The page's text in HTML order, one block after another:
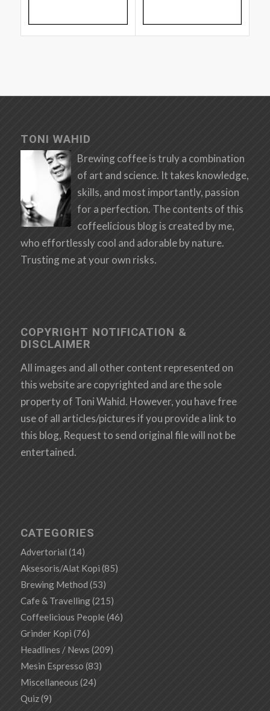
TONI WAHID
Brewing coffee is truly a combination
of art and science. It takes knowledge,
skills, and most importantly, passion
for a perfection. The contents of this
coffeelicious blog is created by me,
who effortlessly cool and adorable by nature.
Trusting me at your own risks.
COPYRIGHT NOTIFICATION &
DISCLAIMER
All images and all other content represented on
this website are copyrighted and are the sole
property of Toni Wahid. However, you have free
use of all articles/pictures if you provide a link to
this blog, Request to send original file will not be
entertained.
CATEGORIES
Advertorial (14)
Aksesoris/Alat Kopi (85)
Brewing Method (53)
Cafe & Travelling(215)
Coffeelicious People (46)
Grinder Kopi (76)
Headlines / News (209)
Mesin Espresso (83)
Miscellaneous (24)
Quiz(9)